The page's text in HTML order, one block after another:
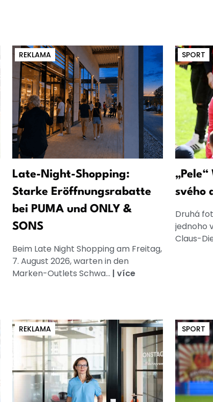
REKLAMA
Late-Night-Shopping:
Starke Eröffnungsrabatte
bei PUMA und ONLY &
SONS
Beim Late Night Shopping am Freitag,
7. August 2026, warten in den
Marken-Outlets Schwa... | více
SPORT
svého
Druhá
jednoho
Claus-
REKLAMA SPORT